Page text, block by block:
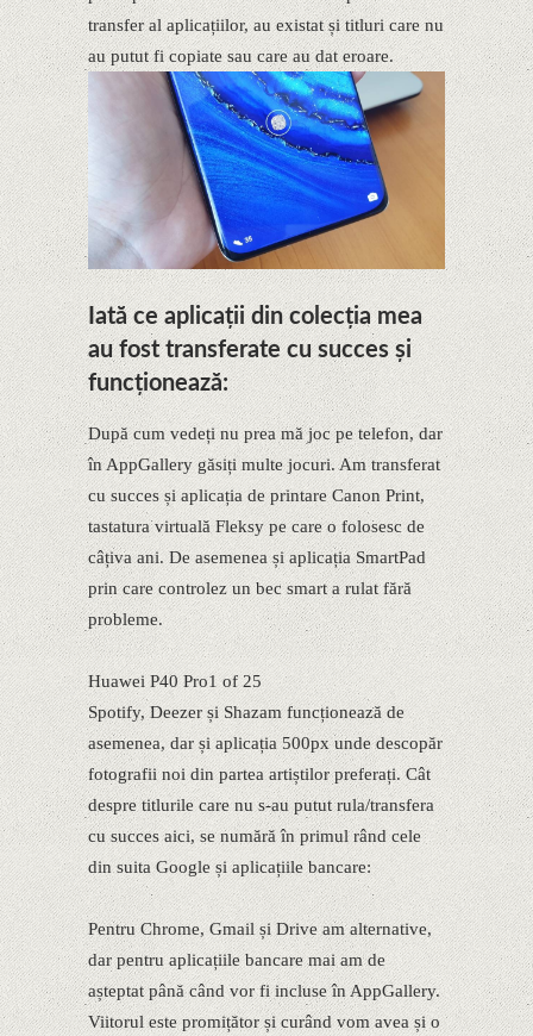
transfer al aplicațiilor, au existat și titluri care nu
au putut fi copiate sau care au dat eroare.
Iată ce aplicații din colecția mea
au fost transferate cu succes și
funcționează:
După cum vedeți nu prea mă joc pe telefon, dar
în AppGallery găsiți multe jocuri. Am transferat
cu succes și aplicația de printare Canon Print,
tastatura virtuală Fleksy pe care o folosesc de
câțiva ani. De asemenea și aplicația SmartPad
prin care controlez un bec smart a rulat fără
probleme.
Huawei P40 Pro1 of 25
Spotify, Deezer și Shazam funcționează de
asemenea, dar și aplicația 500px unde descopăr
fotografii noi din partea artiștilor preferați. Cât
despre titlurile care nu s-au putut rula/transfera
cu succes aici, se numără în primul rând cele
din suita Google și aplicațiile bancare:
Pentru Chrome, Gmail și Drive am alternative,
dar pentru aplicațiile bancare mai am de
așteptat până când vor fi incluse în AppGallery.
Viitorul este promițător și curând vom avea și o